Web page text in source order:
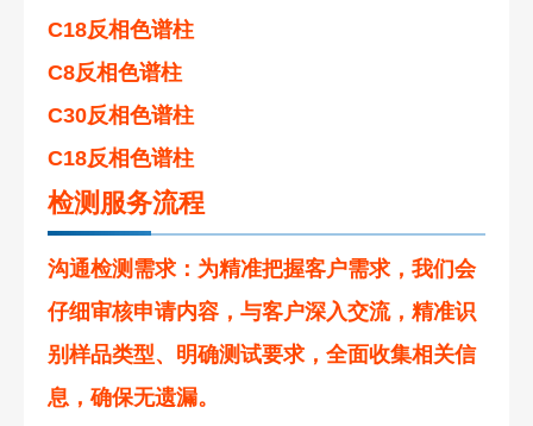
C18反相色谱柱
C8反相色谱柱
C30反相色谱柱
C18反相色谱柱
检测服务流程
沟通检测需求 ：为精准把握客户需求，我们会
仔细审核申请内容，与客户深入交流，精准识
别样品类型、明确测试要求，全面收集相关信
息，确保无遗漏。